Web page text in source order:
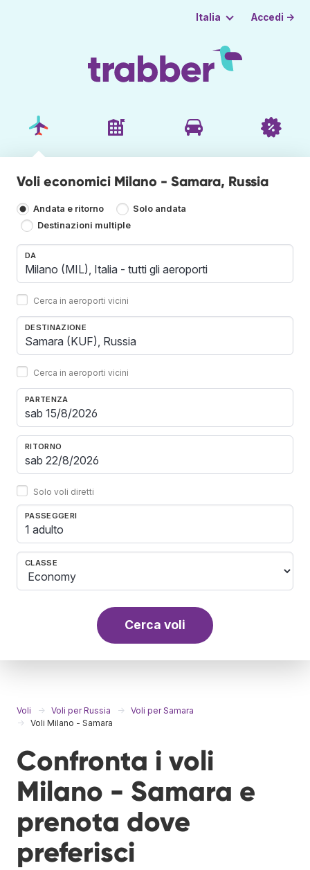
Italia Accedi →
Voli economici Milano - Samara, Russia
Andata e ritorno
Solo andata
Destinazioni multiple
DA
Cerca in aeroporti vicini
DESTINAZIONE
Cerca in aeroporti vicini
PARTENZA
RITORNO
Solo voli diretti
PASSEGGERI
1 adulto
CLASSE
Cerca voli
Voli Voli per Russia
Voli per Samara
Voli Milano - Samara
Confronta i voli
Milano - Samara e
prenota dove
preferisci